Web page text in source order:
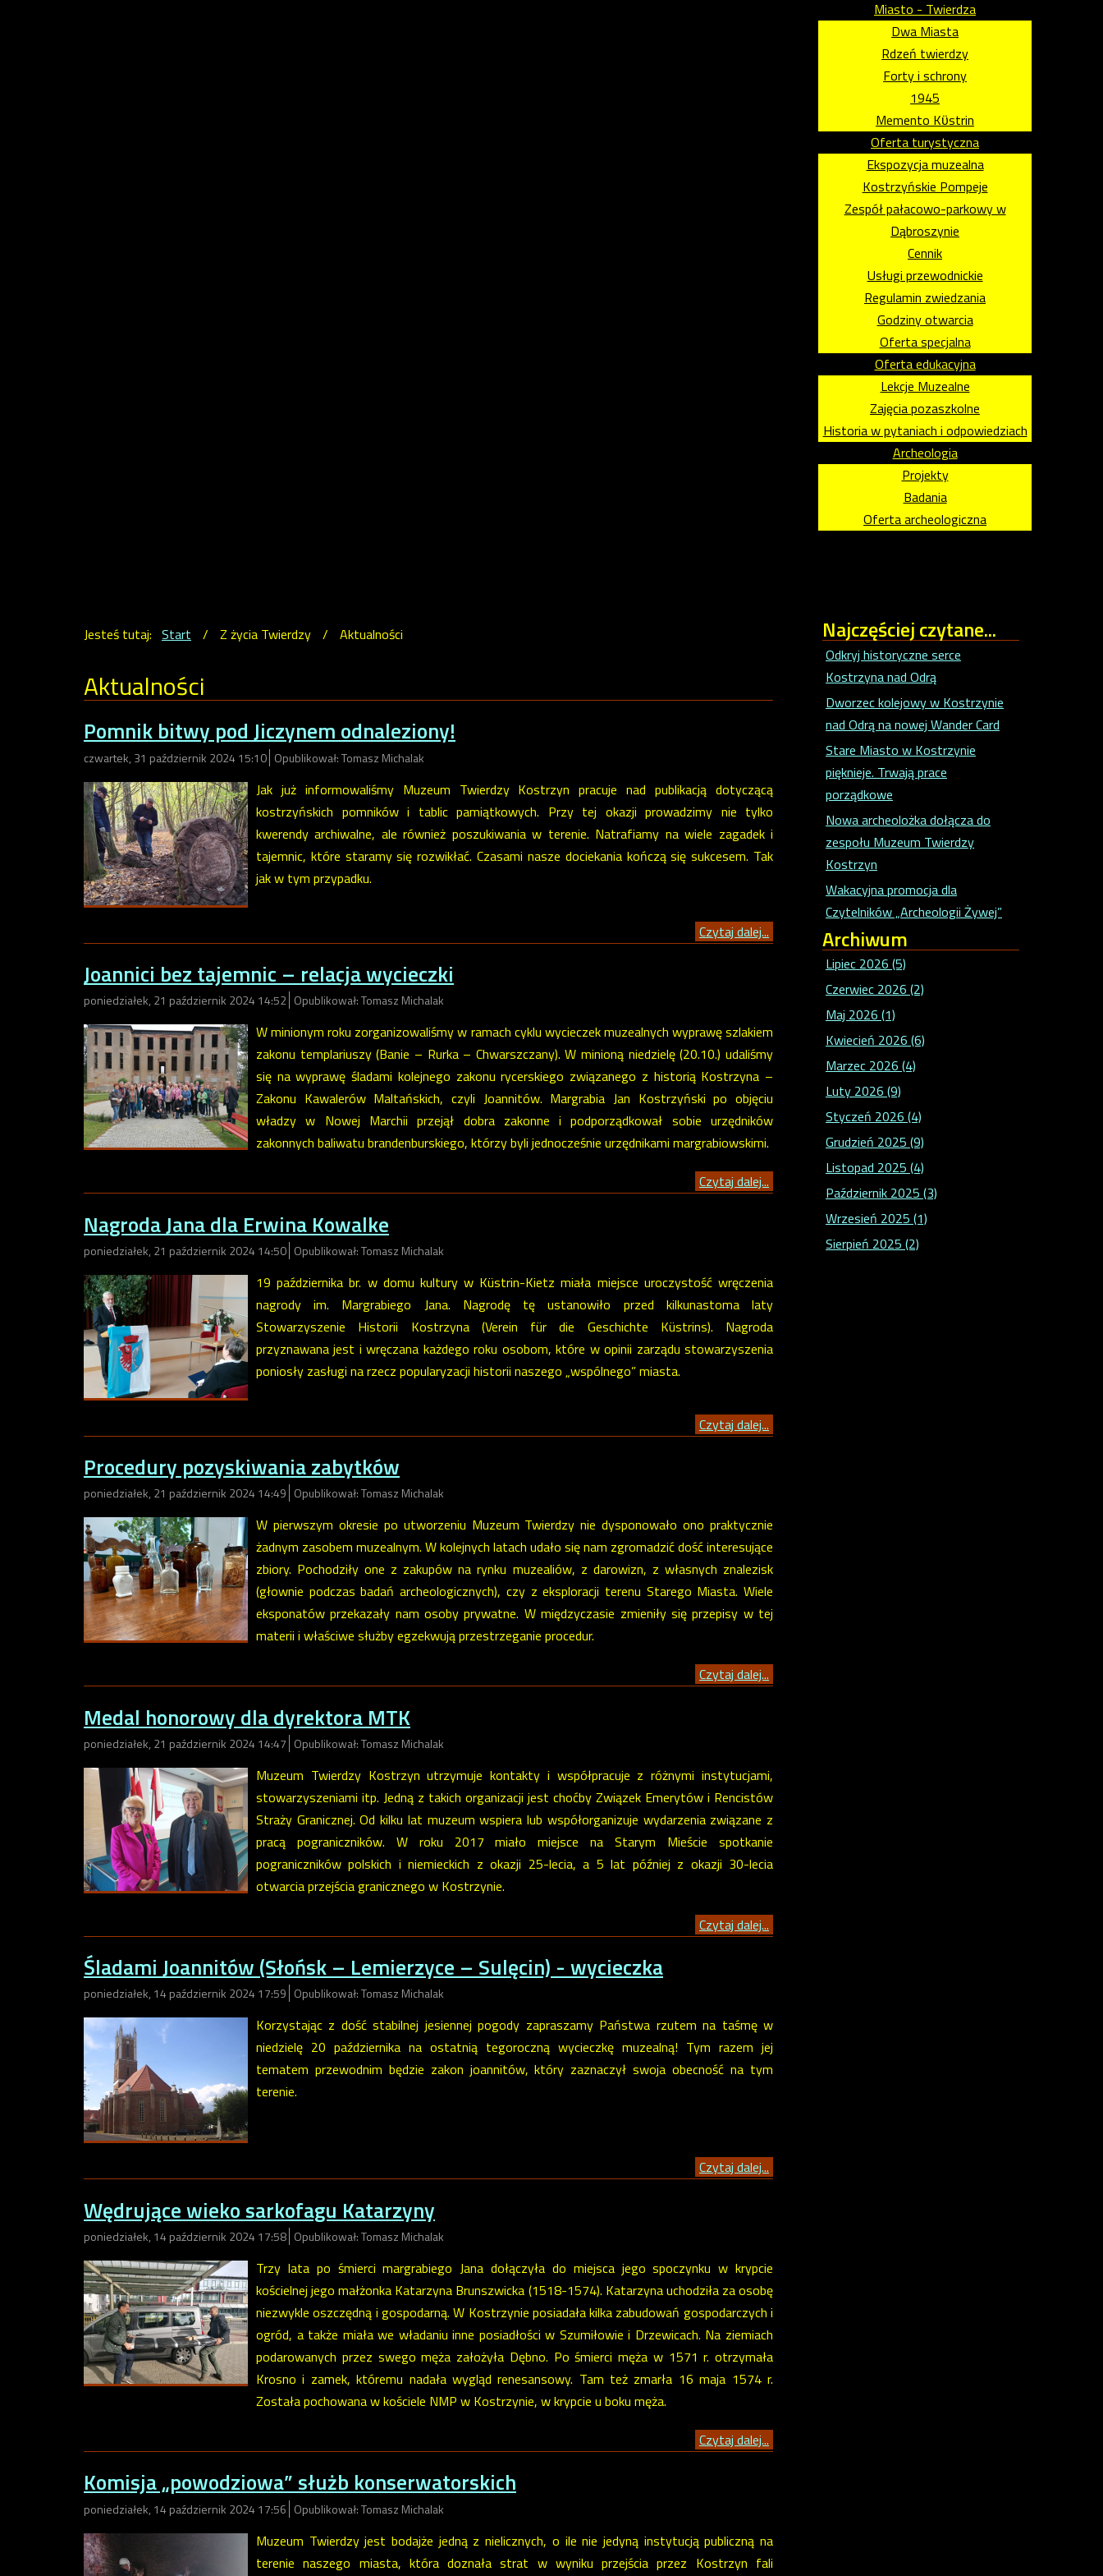
Miasto - Twierdza
Dwa Miasta
Rdzeń twierdzy
Forty i schrony
1945
Memento Kϋstrin
Oferta turystyczna
Ekspozycja muzealna
Kostrzyńskie Pompeje
Zespół pałacowo-parkowy w
Dąbroszynie
Cennik
Usługi przewodnickie
Regulamin zwiedzania
Godziny otwarcia
Oferta specjalna
Oferta edukacyjna
Lekcje Muzealne
Zajęcia pozaszkolne
Historia w pytaniach i odpowiedziach
Archeologia
Projekty
Badania
Oferta archeologiczna
Jesteś tutaj: Start / Z życia Twierdzy / Aktualności
Aktualności
Pomnik bitwy pod Jiczynem odnaleziony!
czwartek, 31 październik 2024 15:10 Opublikował: Tomasz Michalak
Jak już informowaliśmy Muzeum Twierdzy Kostrzyn pracuje nad publikacją dotyczącą
kostrzyńskich pomników i tablic pamiątkowych. Przy tej okazji prowadzimy nie tylko
kwerendy archiwalne, ale również poszukiwania w terenie. Natrafiamy na wiele zagadek i
tajemnic, które staramy się rozwikłać. Czasami nasze dociekania kończą się sukcesem. Tak
jak w tym przypadku.
Czytaj dalej...
Joannici bez tajemnic – relacja wycieczki
poniedziałek, 21 październik 2024 14:52 Opublikował: Tomasz Michalak
W minionym roku zorganizowaliśmy w ramach cyklu wycieczek muzealnych wyprawę szlakiem
zakonu templariuszy (Banie – Rurka – Chwarszczany). W minioną niedzielę (20.10.) udaliśmy
się na wyprawę śladami kolejnego zakonu rycerskiego związanego z historią Kostrzyna –
Zakonu Kawalerów Maltańskich, czyli Joannitów. Margrabia Jan Kostrzyński po objęciu
władzy w Nowej Marchii przejął dobra zakonne i podporządkował sobie urzędników
zakonnych baliwatu brandenburskiego, którzy byli jednocześnie urzędnikami margrabiowskimi.
Czytaj dalej...
Nagroda Jana dla Erwina Kowalke
poniedziałek, 21 październik 2024 14:50 Opublikował: Tomasz Michalak
19 października br. w domu kultury w Küstrin-Kietz miała miejsce uroczystość wręczenia
nagrody im. Margrabiego Jana. Nagrodę tę ustanowiło przed kilkunastoma laty
Stowarzyszenie Historii Kostrzyna (Verein für die Geschichte Küstrins). Nagroda
przyznawana jest i wręczana każdego roku osobom, które w opinii zarządu stowarzyszenia
poniosły zasługi na rzecz popularyzacji historii naszego „wspólnego” miasta.
Czytaj dalej...
Procedury pozyskiwania zabytków
poniedziałek, 21 październik 2024 14:49 Opublikował: Tomasz Michalak
W pierwszym okresie po utworzeniu Muzeum Twierdzy nie dysponowało ono praktycznie
żadnym zasobem muzealnym. W kolejnych latach udało się nam zgromadzić dość interesujące
zbiory. Pochodziły one z zakupów na rynku muzealiów, z darowizn, z własnych znalezisk
(głownie podczas badań archeologicznych), czy z eksploracji terenu Starego Miasta. Wiele
eksponatów przekazały nam osoby prywatne. W międzyczasie zmieniły się przepisy w tej
materii i właściwe służby egzekwują przestrzeganie procedur.
Czytaj dalej...
Medal honorowy dla dyrektora MTK
poniedziałek, 21 październik 2024 14:47 Opublikował: Tomasz Michalak
Muzeum Twierdzy Kostrzyn utrzymuje kontakty i współpracuje z różnymi instytucjami,
stowarzyszeniami itp. Jedną z takich organizacji jest choćby Związek Emerytów i Rencistów
Straży Granicznej. Od kilku lat muzeum wspiera lub współorganizuje wydarzenia związane z
pracą pograniczników. W roku 2017 miało miejsce na Starym Mieście spotkanie
pograniczników polskich i niemieckich z okazji 25-lecia, a 5 lat później z okazji 30-lecia
otwarcia przejścia granicznego w Kostrzynie.
Czytaj dalej...
Śladami Joannitów (Słońsk – Lemierzyce – Sulęcin) - wycieczka
poniedziałek, 14 październik 2024 17:59 Opublikował: Tomasz Michalak
Korzystając z dość stabilnej jesiennej pogody zapraszamy Państwa rzutem na taśmę w
niedzielę 20 października na ostatnią tegoroczną wycieczkę muzealną! Tym razem jej
tematem przewodnim będzie zakon joannitów, który zaznaczył swoja obecność na tym
terenie.
Czytaj dalej...
Wędrujące wieko sarkofagu Katarzyny
poniedziałek, 14 październik 2024 17:58 Opublikował: Tomasz Michalak
Trzy lata po śmierci margrabiego Jana dołączyła do miejsca jego spoczynku w krypcie
kościelnej jego małżonka Katarzyna Brunszwicka (1518-1574). Katarzyna uchodziła za osobę
niezwykle oszczędną i gospodarną. W Kostrzynie posiadała kilka zabudowań gospodarczych i
ogród, a także miała we władaniu inne posiadłości w Szumiłowie i Drzewicach. Na ziemiach
podarowanych przez swego męża założyła Dębno. Po śmierci męża w 1571 r. otrzymała
Krosno i zamek, któremu nadała wygląd renesansowy. Tam też zmarła 16 maja 1574 r.
Została pochowana w kościele NMP w Kostrzynie, w krypcie u boku męża.
Czytaj dalej...
Komisja „powodziowa” służb konserwatorskich
poniedziałek, 14 październik 2024 17:56 Opublikował: Tomasz Michalak
Muzeum Twierdzy jest bodajże jedną z nielicznych, o ile nie jedyną instytucją publiczną na
terenie naszego miasta, która doznała strat w wyniku przejścia przez Kostrzyn fali
Najczęściejczytane...
Odkryj historyczne serce
Kostrzyna nad Odrą
Dworzec kolejowy w Kostrzynie
nad Odrą na nowej Wander Card
Stare Miasto w Kostrzynie
pięknieje. Trwają prace
porządkowe
Nowa archeolożka dołącza do
zespołu Muzeum Twierdzy
Kostrzyn
Wakacyjna promocja dla
Czytelników „Archeologii Żywej”
Archiwum
Lipiec 2026 (5)
Czerwiec 2026 (2)
Maj 2026 (1)
Kwiecień 2026 (6)
Marzec 2026 (4)
Luty 2026 (9)
Styczeń 2026 (4)
Grudzień 2025 (9)
Listopad 2025 (4)
Październik 2025 (3)
Wrzesień 2025 (1)
Sierpień 2025 (2)